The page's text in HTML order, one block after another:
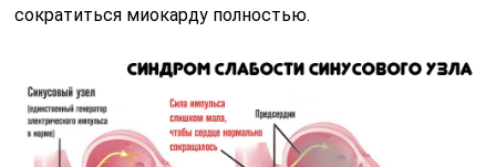
сократиться миокарду полностью.